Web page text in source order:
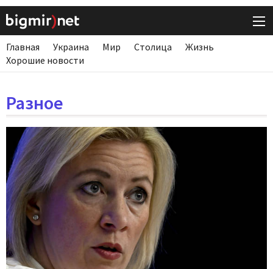
Главная Украина Мир Столица
Жизнь
Хорошие новости
Разное